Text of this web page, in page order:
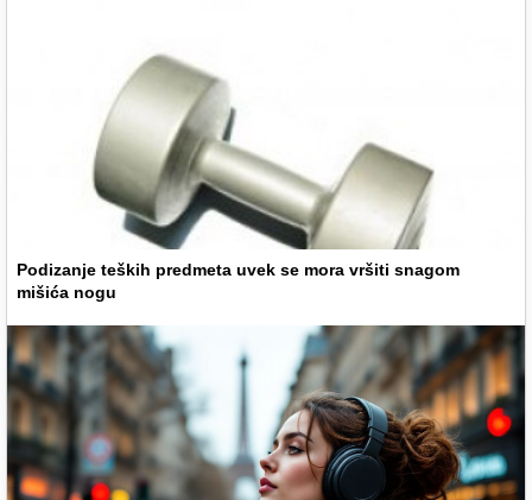
Podizanje teških predmeta uvek se mora vršiti snagom
mišića nogu